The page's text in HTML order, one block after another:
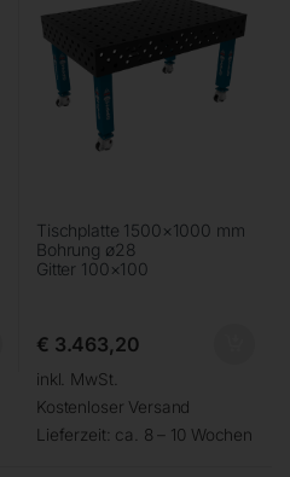
Tischplatte 1500×1000 mm
Bohrung ø28
Gitter 100×100
€ 3.463,20
inkl. MwSt.
Kostenloser Versand
Lieferzeit: ca. 8 – 10 Wochen